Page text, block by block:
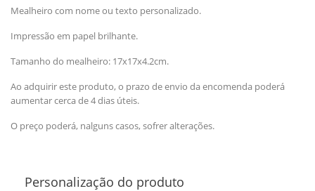
Mealheiro com nome ou texto personalizado.
Impressão em papel brilhante.
Tamanho do mealheiro: 17x17x4.2cm.
Ao adquirir este produto, o prazo de envio da encomenda poderá
aumentar cerca de 4 dias úteis.
O preço poderá, nalguns casos, sofrer alterações.
Personalização do produto